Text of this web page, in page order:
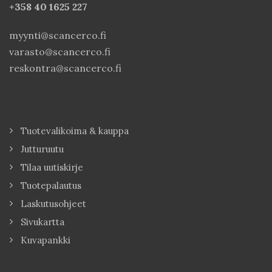
+358 40 1625 227
myynti@scancerco.fi
varasto@scancerco.fi
reskontra@scancerco.fi
Tuotevalikoima & kauppa
Jutturuutu
Tilaa uutiskirje
Tuotepalautus
Laskutusohjeet
Sivukartta
Kuvapankki